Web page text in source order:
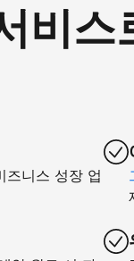
스
즈니스 성장 업